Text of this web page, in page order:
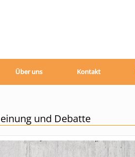
Über uns Kontakt
und Debatte